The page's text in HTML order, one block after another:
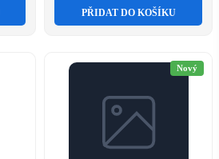
PŘIDAT DO KOŠÍKU
Nový